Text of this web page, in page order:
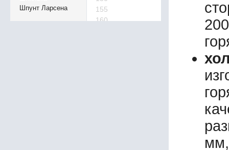
Шпунт Ларсена
155
160